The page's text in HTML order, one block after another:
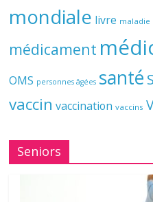
mondiale livre maladie
médicament
OMS personnes âgées santé
vaccin vaccination vaccins
Seniors